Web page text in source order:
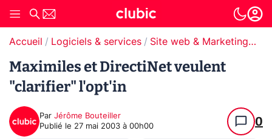
Accueil Logiciels & services Site web & Marketing Digital
Maximiles et DirectiNet veulent
"clarifier" l'opt'in
Par Jérôme Bouteiller
Publié le 27 mai 2003 à 00h00 0